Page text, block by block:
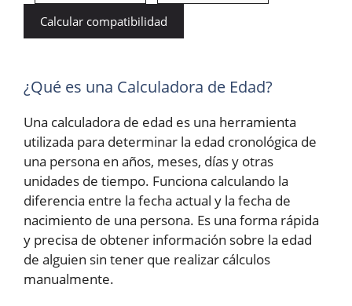
Calcular compatibilidad
¿Qué es una Calculadora de Edad?
Una calculadora de edad es una herramienta
utilizada para determinar la edad cronológica de
una persona en años, meses, días y otras
unidades de tiempo. Funciona calculando la
diferencia entre la fecha actual y la fecha de
nacimiento de una persona. Es una forma rápida
y precisa de obtener información sobre la edad
de alguien sin tener que realizar cálculos
manualmente.